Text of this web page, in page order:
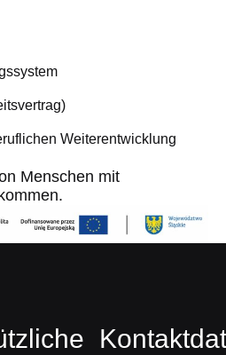
Weiterentwicklung
Menschen mit